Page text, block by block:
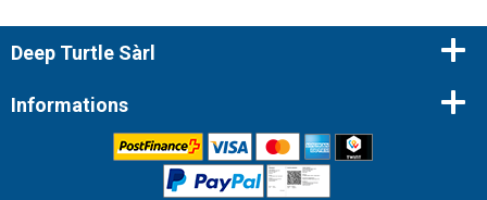
Deep Turtle Sàrl
Informations